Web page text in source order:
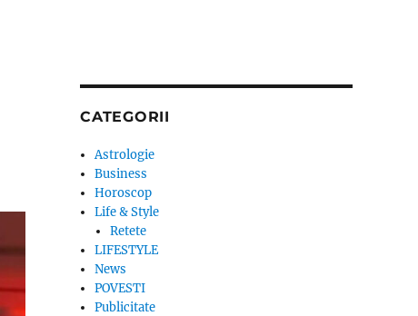
CATEGORII
Astrologie
Business
Horoscop
Life & Style
Retete
LIFESTYLE
News
POVESTI
Publicitate